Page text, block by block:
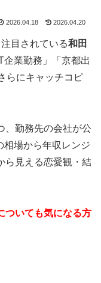
2026.04.18 2026.04.20
目されている和田
企業勤務」「京都出
らにキャッチコピ
、勤務先の会社が公
相場から年収レンジ
ら見える恋愛観・結
ついても気になる方